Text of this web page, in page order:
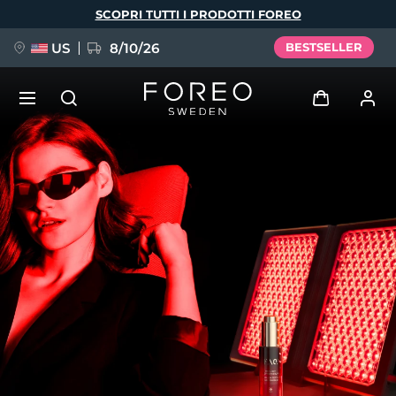
SCOPRI TUTTI I PRODOTTI FOREO
US 8/10/26 BESTSELLER
I miei dispositivi
I miei ordini
I miei indirizzi
I miei abbonamenti
NUOVO
FAQ™ Pure Beauty-Tech Elixir
BREAKING NEWS
issa™ Teeth Whitening Set
Lingua
English Deutsch
Español
Français
Italiano
Português
Polski
Svenska
Русский
Türkçe
简体中文 繁體中文